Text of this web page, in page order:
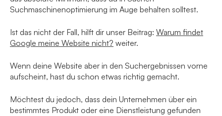
Suchmaschinenoptimierung im Auge behalten solltest.
Ist das nicht der Fall, hilft dir unser Beitrag: Warum findet
Google meine Website nicht? weiter.
Wenn deine Website aber in den Suchergebnissen vorne
aufscheint, hast du schon etwas richtig gemacht.
Möchtest du jedoch, dass dein Unternehmen über ein
bestimmtes Produkt oder eine Dienstleistung gefunden